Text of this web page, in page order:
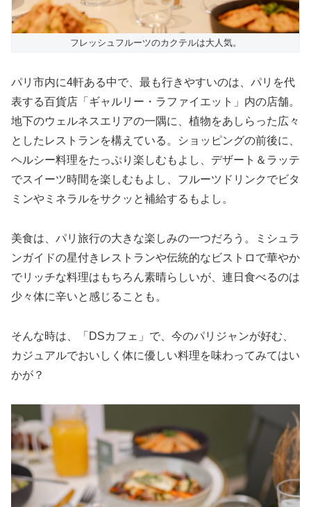
フレッシュフルーツのカクテルは大人気。
パリ市内に4軒ある中で、最も行きやすいのは、パリを代
表する百貨店「ギャルリー・ラファイエット」内の店舗。
地下のウェルネスエリアの一隅に、植物をあしらった広々
としたレストランを構えている。ショッピングの前後に、
ヘルシー料理をたっぷり楽しむもよし、デザート＆ラッテ
でスイーツ時間を楽しむもよし、フルーツドリンクでビタ
ミンやミネラルをサクッと補給するもよし。
美食は、パリ旅行の大きな楽しみの一つだろう。ミシュラ
ンガイドの星付きレストランや伝統的なビストロで華やか
でリッチな料理はもちろん素晴らしいが、連日食べるのは
少々体に辛いと感じることも。
そんな時は、「DSカフェ」で、今のパリジャンが好む、
カジュアルでおいしく体に優しい料理を味わってみてはい
かが？